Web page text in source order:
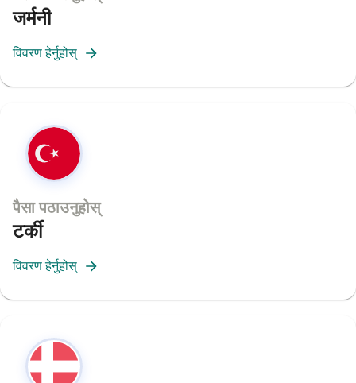
जर्मनी
विवरण हेर्नुहोस्
पैसा पठाउनुहोस्
टर्की
विवरण हेर्नुहोस्